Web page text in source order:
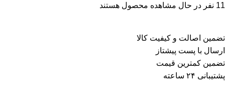
11 نفر در حال مشاهده محصول هستند
تضمین اصالت و کیفیت کالا
ارسال با پست پیشتاز
تضمین کمترین قیمت
پشتیبانی ۲۴ ساعته